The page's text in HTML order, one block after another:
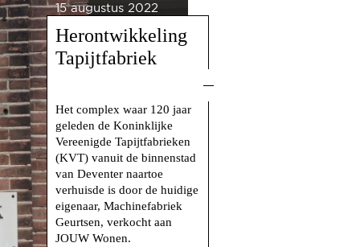
15 augustus 2022
Herontwikkeling
Tapijtfabriek
Het complex waar 120 jaar
geleden de Koninklijke
Vereenigde Tapijtfabrieken
(KVT) vanuit de binnenstad
van Deventer naartoe
verhuisde is door de huidige
eigenaar, Machinefabriek
Geurtsen, verkocht aan
JOUW Wonen.